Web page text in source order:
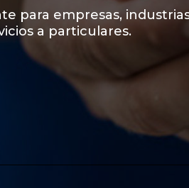
para empresas,
a particulares.